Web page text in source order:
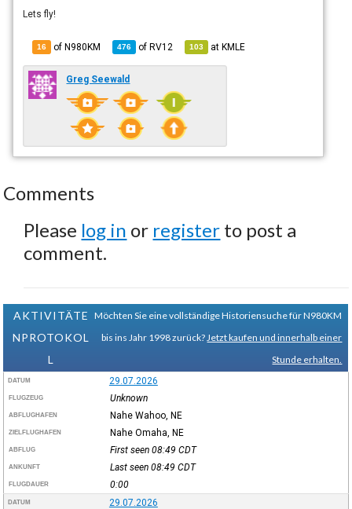
Lets fly!
16 of N980KM 476 ofRV12 103 atKMLE
Greg Seewald
Comments
Please log in or register to post a
comment.
AKTIVITÄTE
NPROTOKOL
L
Möchten Sie eine vollständige Historiensuche für N980KM
bis ins Jahr 1998 zurück? Jetzt kaufen und innerhalb einer
Stunde erhalten.
DATUM 29.07.2026
FLUGZEUG Unknown
ABFLUGHAFEN Nahe Wahoo, NE
ZIELFLUGHAFEN Nahe Omaha, NE
ABFLUG First seen 08:49 CDT
ANKUNFT Last seen 08:49 CDT
FLUGDAUER 0:00
DATUM 29.07.2026